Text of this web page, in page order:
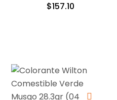
$157.10